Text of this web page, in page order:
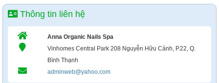
Thông tin liên hệ
Anna Organic Nails Spa
Vinhomes Central Park 208 Nguyễn Hữu Cảnh, P.22, Q.
Bình Thạnh
adminweb@yahoo.com